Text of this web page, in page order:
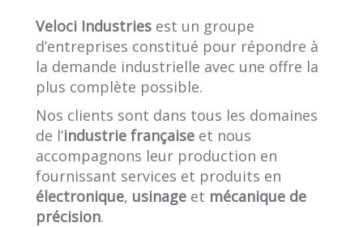
Veloci Industries est un groupe
d’entreprises constitué pour répondre à
la demande industrielle avec une offre la
plus complète possible.
Nos clients sont dans tous les domaines
de l’industrie française et nous
accompagnons leur production en
fournissant services et produits en
électronique, usinage et mécanique de
précision.